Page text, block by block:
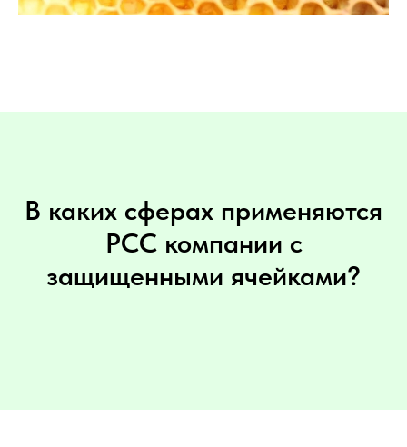
В каких сферах применяются
PCC компании с
защищенными ячейками?